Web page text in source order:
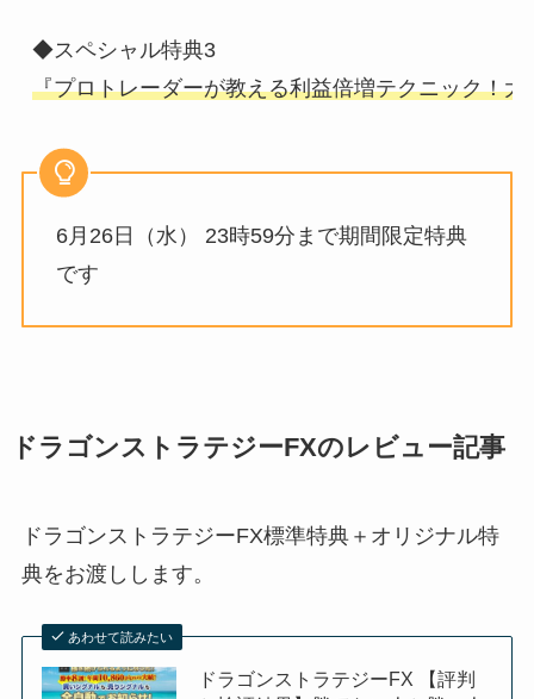
◆スペシャル特典3
『プロトレーダーが教える利益倍増テクニック！
6月26日（水） 23時59分まで期間限定特典
です
ドラゴンストラテジーFXのレビュー記事
ドラゴンストラテジーFX標準特典＋オリジナル特
典をお渡しします。
あわせて読みたい
ドラゴンストラテジーFX 【評判